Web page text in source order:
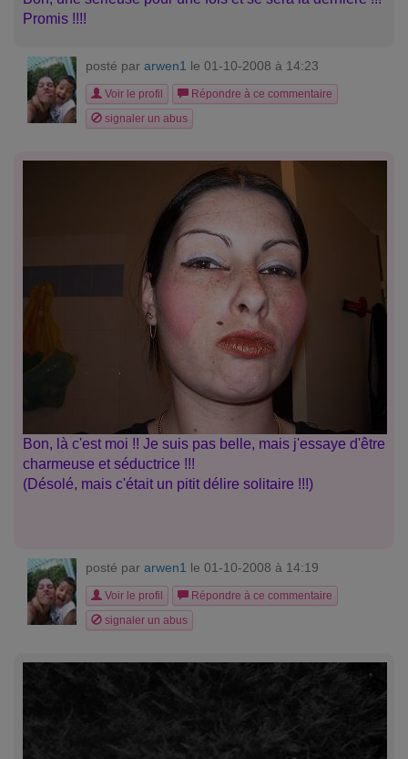
Promis !!!!
posté par arwen1 le 01-10-2008 à 14:23
Voir le profil
Répondre à ce commentaire
signaler un abus
Bon, là c'est moi !! Je suis pas belle, mais j'essaye d'être
charmeuse et séductrice !!!
(Désolé, mais c'était un pitit délire solitaire !!!)
posté par arwen1 le 01-10-2008 à 14:19
Voir le profil
Répondre à ce commentaire
signaler un abus